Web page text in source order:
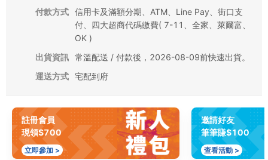
付款方式 信用卡及滿額分期、ATM、Line Pay、街口支
付、四大超商代碼繳費( 7-11、全家、萊爾富、
OK )
出貨資訊 常溫配送 / 付款後，2026-08-09前快速出貨。
運送方式 宅配到府
註冊會員
現領$700
立即參加 >
邀請好友
筆筆賺$100
查看活動 >